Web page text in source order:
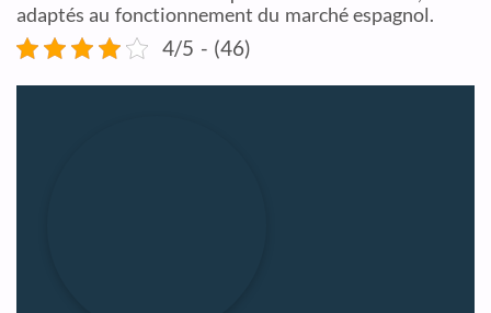
adaptés au fonctionnement du marché espagnol.
4/5 - (46)